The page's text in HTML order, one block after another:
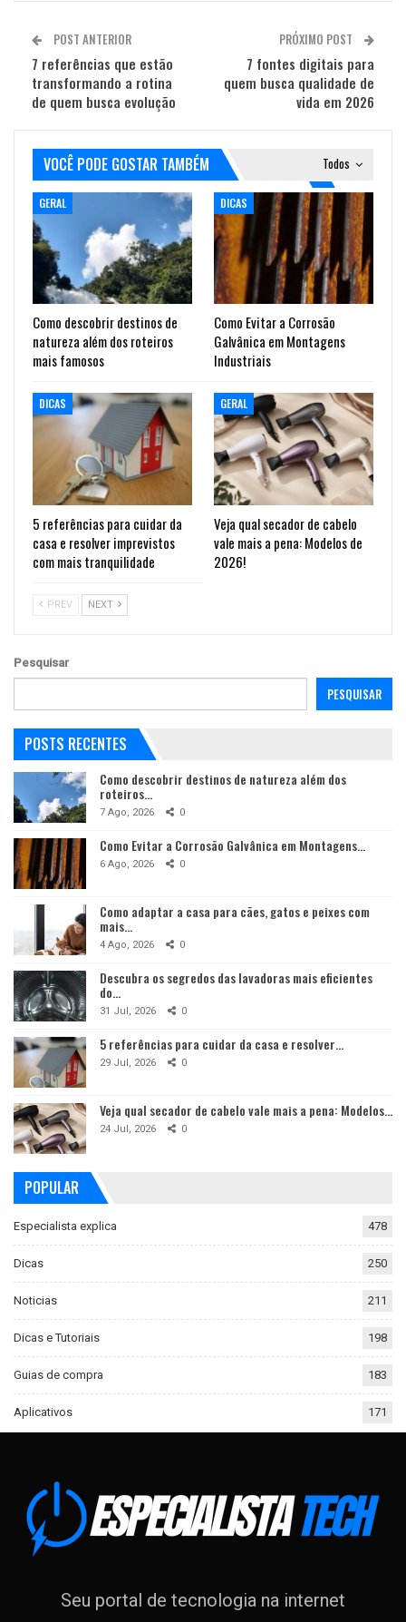
POST ANTERIOR
7 referências que estão
transformando a rotina
de quem busca evolução
PRÓXIMO POST
7 fontes digitais para
quem busca qualidade de
vida em 2026
Todos
VOCÊ PODE GOSTAR TAMBÉM
GERAL
Como descobrir destinos de
natureza além dos roteiros
mais famosos
DICAS
Como Evitar a Corrosão
Galvânica em Montagens
Industriais
DICAS
5 referências para cuidar da
casa e resolver imprevistos
com mais tranquilidade
GERAL
Veja qual secador de cabelo
vale mais a pena: Modelos de
2026!
PREV NEXT
Pesquisar
PESQUISAR
POSTS RECENTES
Como descobrir destinos de natureza além dos
roteiros…
7 Ago, 2026 0
Como Evitar a Corrosão Galvânica em Montagens…
6 Ago, 2026 0
Como adaptar a casa para cães, gatos e peixes com
mais…
4 Ago, 2026 0
Descubra os segredos das lavadoras mais eficientes
do…
31 Jul, 2026 0
5 referências para cuidar da casa e resolver…
29 Jul, 2026 0
Veja qual secador de cabelo vale mais a pena: Modelos…
24 Jul, 2026 0
POPULAR
Especialista explica 478
Dicas 250
Noticias 211
Dicas e Tutoriais 198
Guias de compra 183
Aplicativos 171
Seu portal de tecnologia na internet